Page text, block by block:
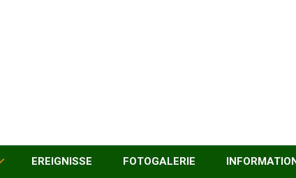
EREIGNISSE FOTOGALERIE